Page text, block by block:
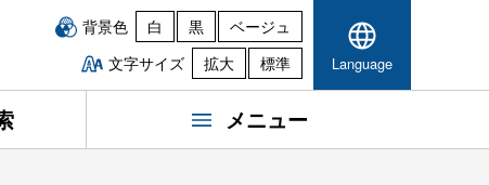
背景色 白 黒
ベージュ
文字サイズ
拡大 標準 Language
メニュー